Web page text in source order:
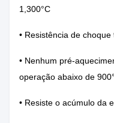
1,300°C
• Resistência de choque
• Nenhum pré-
operação abaixo de
• Resiste o acúmulo da